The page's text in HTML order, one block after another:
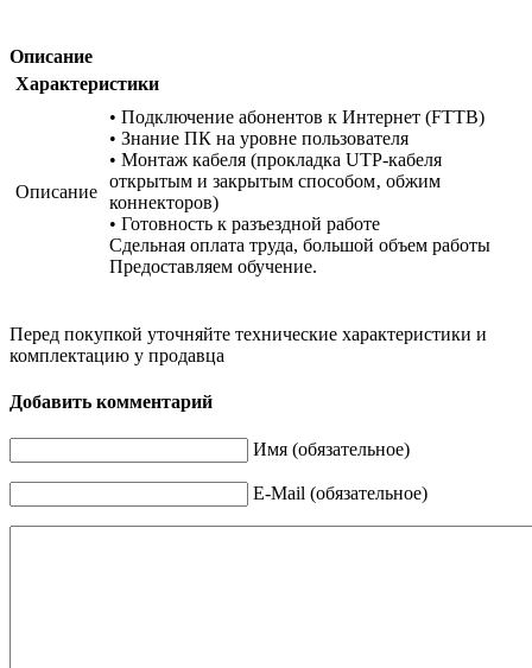
Описание
Характеристики
Описание
• Подключение абонентов к Интернет (FTTB)
• Знание ПК на уровне пользователя
• Монтаж кабеля (прокладка UTP-кабеля
открытым и закрытым способом‚ обжим
коннекторов)
• Готовность к разъездной работе
Сдельная оплата труда, большой объем работы
Предоставляем обучение.
Перед покупкой уточняйте технические характеристики и
комплектацию у продавца
Добавить комментарий
Имя (обязательное)
E-Mail (обязательное)